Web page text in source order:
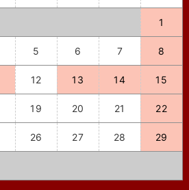
1
5 6 7 8
12 13 14 15
19 20 21 22
26 27 28 29